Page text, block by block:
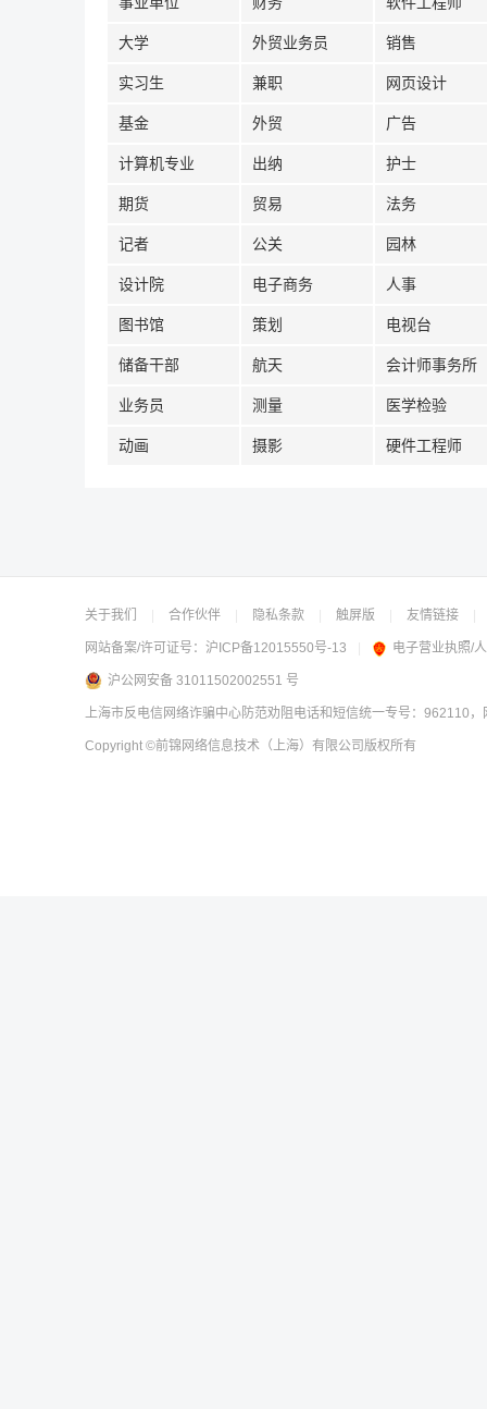
大学 外贸业务员 销售
实习生 兼职 网页设计
基金 外贸 广告
计算机专业 出纳 护士
期货 贸易 法务
记者 公关 园林
设计院 电子商务 人事
图书馆 策划 电视台
储备干部 航天 会计师事务所
业务员 测量 医学检验
动画 摄影 硬件工程师
关于我们 合作伙伴 隐私条款 触屏版 友情链接
网站备案/许可证号： 沪ICP备12015550号-13 电子营业执照/
沪公网安备 31011502002551 号
上海市反电信网络诈骗中心防范劝阻电话和短信统一专号：962110
Copyright ©前锦网络信息技术（上海）有限公司 版权所有